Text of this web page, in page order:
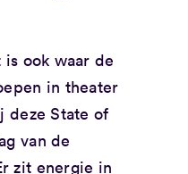
ook waar de
in theater
deze State of
van de
zit energie in